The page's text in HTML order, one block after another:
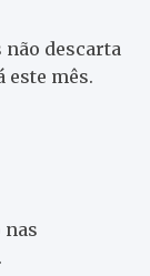
não descarta
este mês.
nas